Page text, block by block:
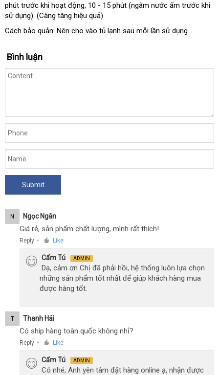
đảo
phút trước khi hoạt độngtổng
hợp
, 10 - 15 phút (ngâm nước ấm trước khi
sử dụng)dịch
. (Càng tăng hiệu quả)
Cách bảo quản: Nên cho vào tủ lạnh sau mỗi lần sử dụng.
Bình luận
N Ngọc Ngân
Giá rẻ, sản phẩm chất lượng, mình rất thích!
Reply ● Like
Cẩm Tú ADMIN
Dạ, cảm ơn Chị đã phải hồi, hệ thống luôn lựa chọn
những sản phẩm tốt nhất để giúp khách hàng mua
được hàng tốt.
T Thanh Hải
Có ship hàng toàn quốc không nhỉ?
Reply ● Like
Cẩm Tú ADMIN
Có nhé, Anh yên tâm đặt hàng online ạ, nhận được